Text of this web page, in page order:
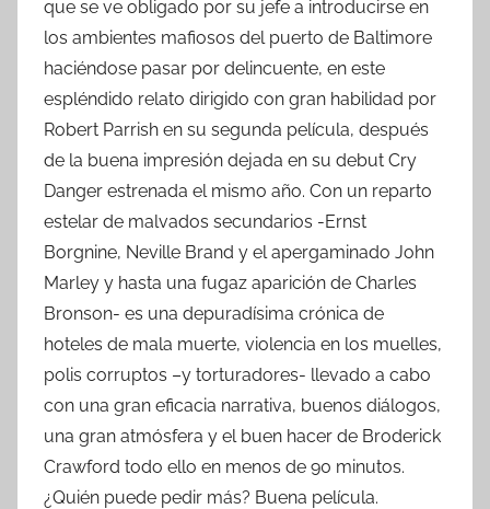
que se ve obligado por su jefe a introducirse en
los ambientes mafiosos del puerto de Baltimore
haciéndose pasar por delincuente, en este
espléndido relato dirigido con gran habilidad por
Robert Parrish en su segunda película, después
de la buena impresión dejada en su debut Cry
Danger estrenada el mismo año. Con un reparto
estelar de malvados secundarios -Ernst
Borgnine, Neville Brand y el apergaminado John
Marley y hasta una fugaz aparición de Charles
Bronson- es una depuradísima crónica de
hoteles de mala muerte, violencia en los muelles,
polis corruptos –y torturadores- llevado a cabo
con una gran eficacia narrativa, buenos diálogos,
una gran atmósfera y el buen hacer de Broderick
Crawford todo ello en menos de 90 minutos.
¿Quién puede pedir más? Buena película.